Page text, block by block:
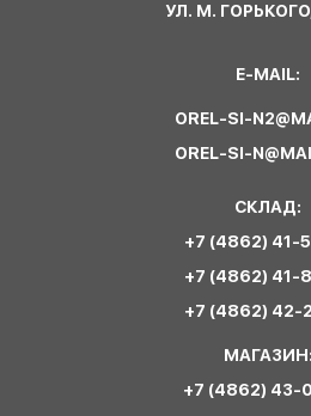
УЛ. М.
E-MAIL:
OREL-SI-
OREL-SI-
СКЛАД:
+7 (4862) 41-
+7 (4862) 41-
+7 (4862) 42-
МАГАЗИН:
+7 (4862) 43-